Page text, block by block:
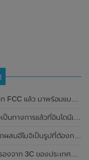
าพร้อมแบตเตอรี่ 7,000 mAh
ดงผล AMOLED ขนาดใหญ่ 6.67 นิ้ว / 120Hz และแบตเตอรี่ 5,000mAh
มอีโมจิเป็นรูปที่ต้องการได้
ล้ว มาพร้อมรองรับการชาร์จไว 40W